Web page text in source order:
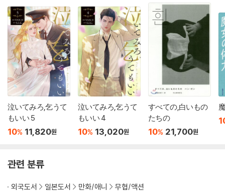
泣いてみろ,乞うて
もいい 5
10% 11,820원
泣いてみろ,乞うて
もいい 4
10% 13,020원
すべての,白いもの
たちの
10% 21,700원
관련 분류
외국도서 일본도서 만화/애니
무협/액션